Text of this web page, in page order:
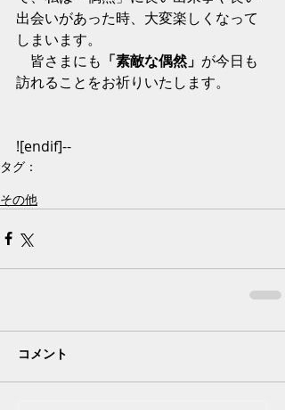
出会いがあった時、大変楽しくなって
しまいます。
皆さまにも 「素敵な偶然」 が今日も
訪れることをお祈りいたします。
![endif]--
タグ：
その他
コメント